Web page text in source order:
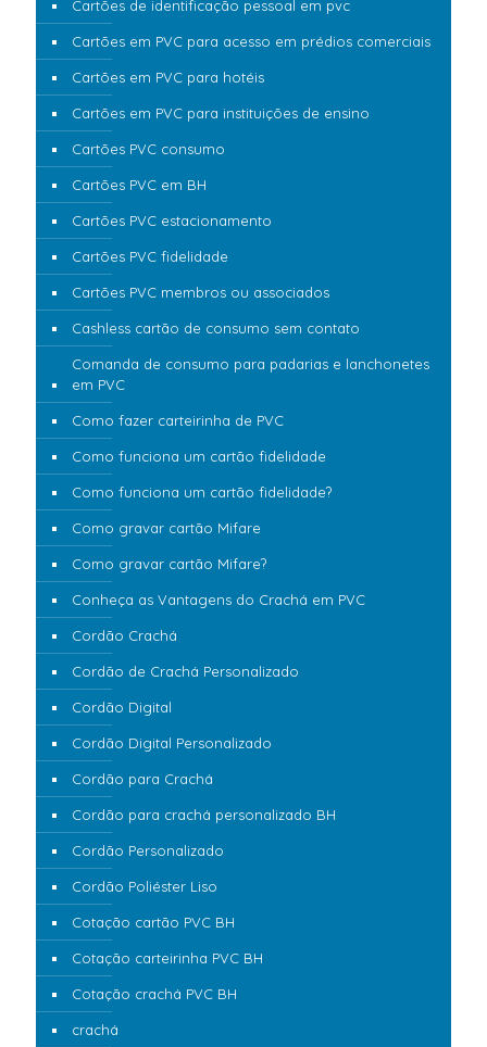
Cartões de identificação pessoal em pvc
Cartões em PVC para acesso em prédios comerciais
Cartões em PVC para hotéis
Cartões em PVC para instituições de ensino
Cartões PVC consumo
Cartões PVC em BH
Cartões PVC estacionamento
Cartões PVC fidelidade
Cartões PVC membros ou associados
Cashless cartão de consumo sem contato
Comanda de consumo para padarias e lanchonetes
em PVC
Como fazer carteirinha de PVC
Como funciona um cartão fidelidade
Como funciona um cartão fidelidade?
Como gravar cartão Mifare
Como gravar cartão Mifare?
Conheça as Vantagens do Crachá em PVC
Cordão Crachá
Cordão de Crachá Personalizado
Cordão Digital
Cordão Digital Personalizado
Cordão para Crachá
Cordão para crachá personalizado BH
Cordão Personalizado
Cordão Poliéster Liso
Cotação cartão PVC BH
Cotação carteirinha PVC BH
Cotação crachá PVC BH
crachá